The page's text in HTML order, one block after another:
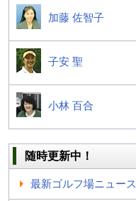
加藤 佐智子
子安 聖
小林 百合
随時更新中！
最新ゴルフ場ニュース